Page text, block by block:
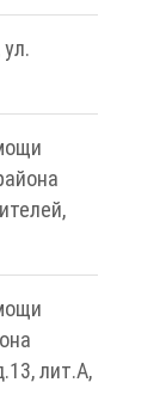
лит.А,